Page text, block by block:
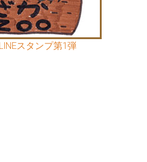
スタンプ第1弾